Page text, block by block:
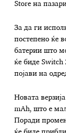
Store на
За да ги
постепено ќе
батерии што
ќе биде Switch
појави на
Новата
mAh, што е
Поради